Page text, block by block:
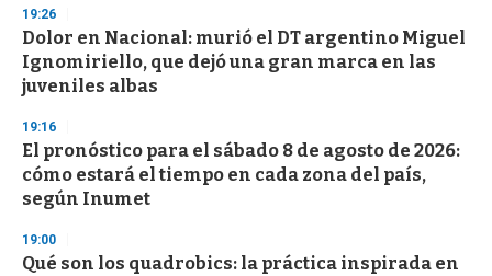
d
s
19:26
Dolor en Nacional: murió el DT argentino Miguel
Ignomiriello, que dejó una gran marca en las
juveniles albas
19:16
El pronóstico para el sábado 8 de agosto de 2026:
cómo estará el tiempo en cada zona del país,
según Inumet
19:00
Qué son los quadrobics: la práctica inspirada en